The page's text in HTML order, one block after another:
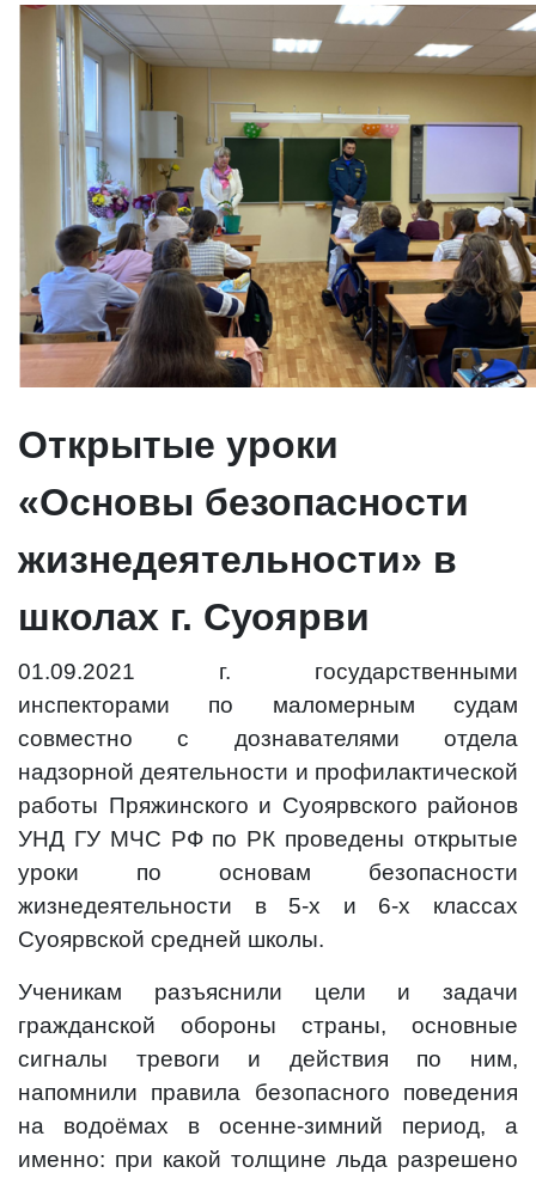
Открытые уроки
«Основы безопасности
жизнедеятельности» в
школах г. Суоярви
01.09.2021 г. государственными
инспекторами по маломерным судам
совместно с дознавателями отдела
надзорной деятельности и профилактической
работы Пряжинского и Суоярвского районов
УНД ГУ МЧС РФ по РК проведены открытые
уроки по основам безопасности
жизнедеятельности в 5-х и 6-х классах
Суоярвской средней школы.
Ученикам разъяснили цели и задачи
гражданской обороны страны, основные
сигналы тревоги и действия по ним,
напомнили правила безопасного поведения
на водоёмах в осенне-зимний период, а
именно: при какой толщине льда разрешено